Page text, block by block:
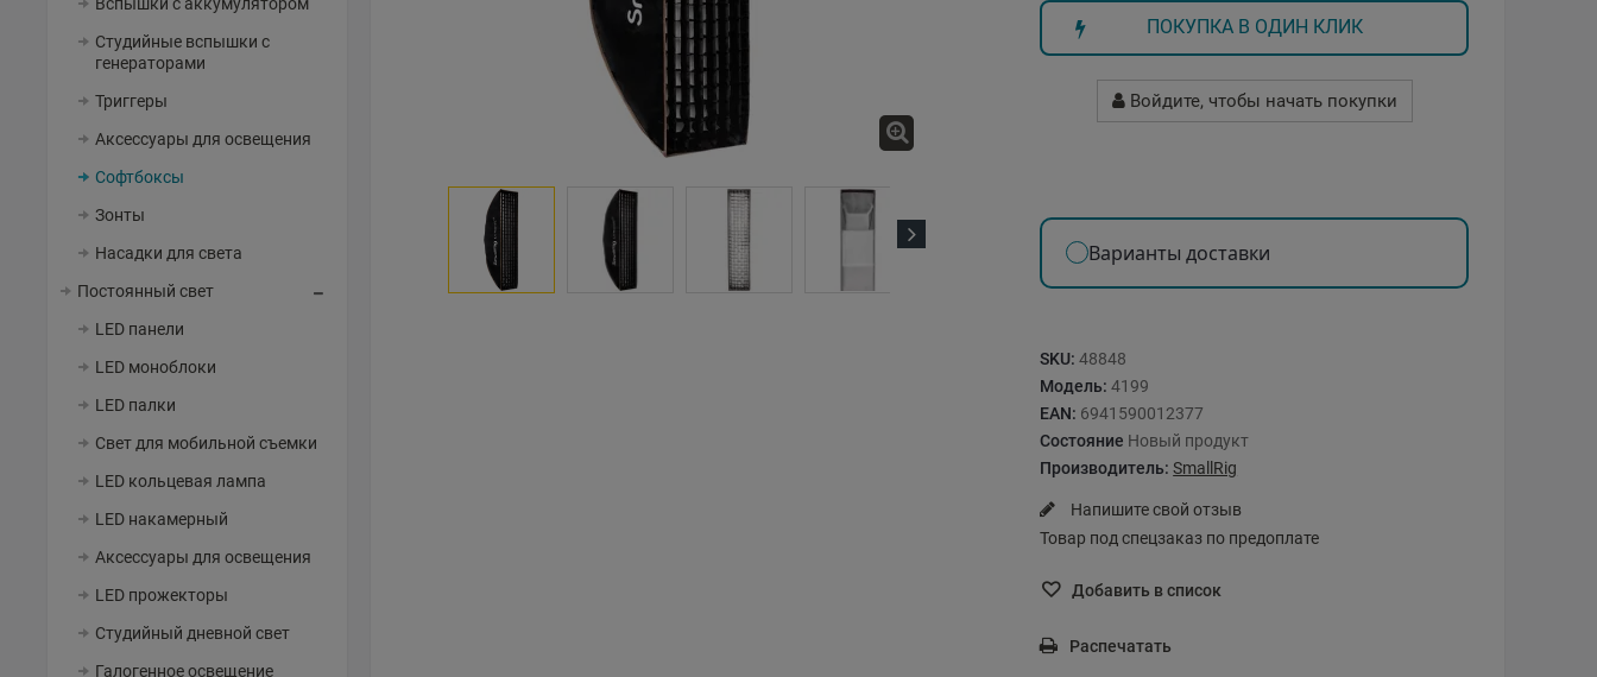
Студийные вспышки с
генераторами
Триггеры
Аксессуары для освещения
Софтбоксы
Зонты
Насадки для света
Постоянный свет
LED панели
LED моноблоки
LED палки
Свет для мобильной съемки
LED кольцевая лампа
LED накамерный
Аксессуары для освещения
LED прожекторы
Студийный дневной свет
Галогенное освещение
ПОКУПКА В ОДИН КЛИК
Войдите, чтобы начать покупки
Варианты доставки
SKU: 48848
Модель: 4199
EAN: 6941590012377
Состояние Новый продукт
Производитель: SmallRig
Напишите свой отзыв
Товар под спецзаказ по предоплате
Добавить в список
Распечатать